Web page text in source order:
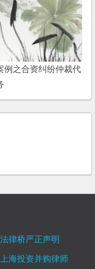
例之合资纠纷仲裁代
法律桥严正声明
上海投资并购律师